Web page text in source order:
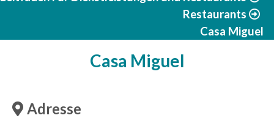
Restaurants
Casa Miguel
Casa Miguel
Adresse